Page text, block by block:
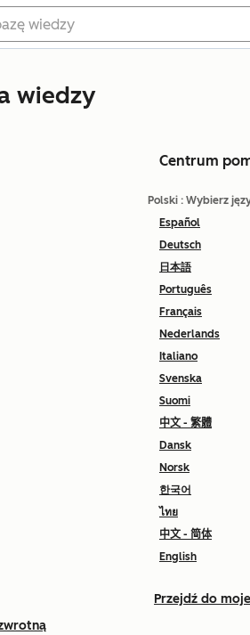
wiedzy
Centrum
Polski : Wybierz
Español
Deutsch
日本語
Português
Français
Nederlands
Italiano
Svenska
Suomi
中文 - 繁體
Dansk
Norsk
한국어
ไทย
中文 - 简体
English
Przejdź do